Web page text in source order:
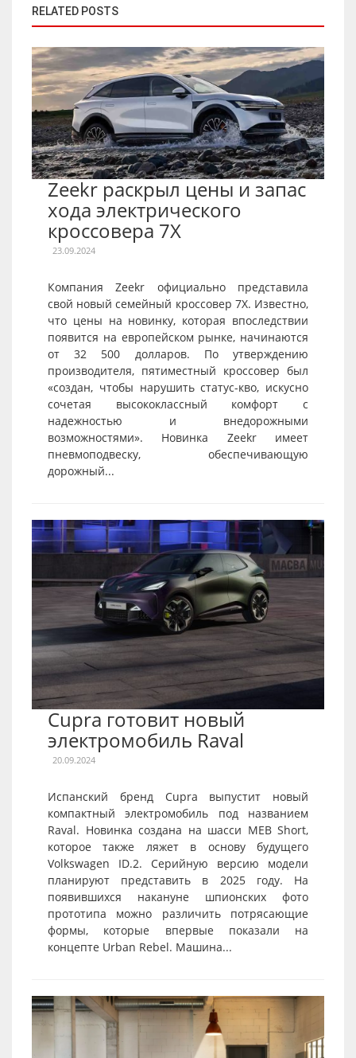
RELATED POSTS
Zeekr раскрыл цены и запас
хода электрического
кроссовера 7X
23.09.2024
Компания Zeekr официально представила
свой новый семейный кроссовер 7X. Известно,
что цены на новинку, которая впоследствии
появится на европейском рынке, начинаются
от 32 500 долларов. По утверждению
производителя, пятиместный кроссовер был
«создан, чтобы нарушить статус-кво, искусно
сочетая высококлассный комфорт с
надежностью и внедорожными
возможностями». Новинка Zeekr имеет
пневмоподвеску, обеспечивающую
дорожный...
Cupra готовит новый
электромобиль Raval
20.09.2024
Испанский бренд Cupra выпустит новый
компактный электромобиль под названием
Raval. Новинка создана на шасси MEB Short,
которое также ляжет в основу будущего
Volkswagen ID.2. Серийную версию модели
планируют представить в 2025 году. На
появившихся накануне шпионских фото
прототипа можно различить потрясающие
формы, которые впервые показали на
концепте Urban Rebel. Машина...